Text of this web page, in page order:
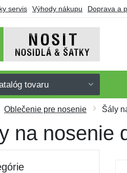
servis Výhody nákupu Doprava a
pre nosenie
tovaru
Oblečenie pre nosenie Šály
na nosenie